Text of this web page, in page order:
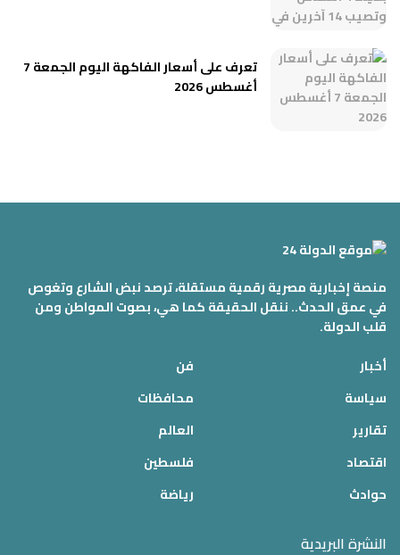
تعرف على أسعار الفاكهة اليوم الجمعة 7
أغسطس 2026
منصة إخبارية مصرية رقمية مستقلة، ترصد نبض الشارع وتغوص
في عمق الحدث.. ننقل الحقيقة كما هي، بصوت المواطن ومن
قلب الدولة.
أخبار
سياسة
تقارير
اقتصاد
حوادث
فن
محافظات
العالم
فلسطين
رياضة
النشرة البريدية